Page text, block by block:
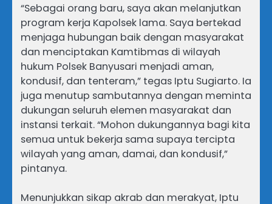
“Sebagai orang baru, saya akan melanjutkan
program kerja Kapolsek lama. Saya bertekad
menjaga hubungan baik dengan masyarakat
dan menciptakan Kamtibmas di wilayah
hukum Polsek Banyusari menjadi aman,
kondusif, dan tenteram,” tegas Iptu Sugiarto. Ia
juga menutup sambutannya dengan meminta
dukungan seluruh elemen masyarakat dan
instansi terkait. “Mohon dukungannya bagi kita
semua untuk bekerja sama supaya tercipta
wilayah yang aman, damai, dan kondusif,”
pintanya.
Menunjukkan sikap akrab dan merakyat, Iptu